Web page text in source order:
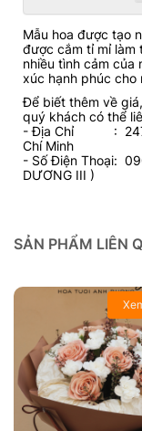
Mẫu hoa được tạo
được cắm tỉ mỉ làm
nhiều tình cảm của
xúc hạnh phúc cho
Để biết thêm về
quý khách có thể
- Địa Chỉ : 247
Chí Minh
- Số Điện Thoại:
DƯƠNG III )
SẢN PHẨM LIÊN